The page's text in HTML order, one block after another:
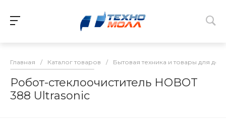
Главная / Каталог товаров / Бытовая техника и товары для
Робот-стеклоочиститель HOBOT
388 Ultrasonic